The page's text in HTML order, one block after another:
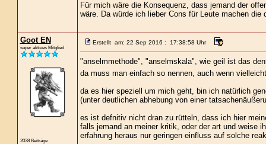
Für mich wäre die Konsequenz, dass jemand der
wäre. Da würde ich lieber Cons für Leute machen die
Goot EN
super aktives Mitglied
2038 Beiträge
Erstellt am: 22 Sep 2016 : 17:38:58 Uhr
"anselmmethode", "anselmskala", wie geil ist das
da muss man einfach so nennen, auch wenn
da es hier speziell um mich geht, bin ich natürlich
(unter deutlichen abhebung von einer
es ist defnitiv nicht dran zu rütteln, dass ich hier
falls jemand an meiner kritik, oder der art und weise
erfahrung heraus nur geringen einfluss auf solche